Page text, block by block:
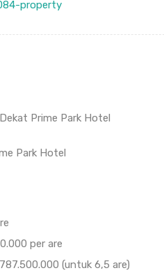
property
Prime Park Hotel
Park Hotel
per are
(untuk 6,5 are)